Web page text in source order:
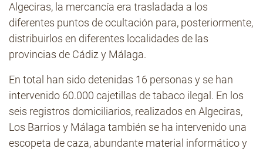
Algeciras, la mercancía era trasladada a los
diferentes puntos de ocultación para, posteriormente,
distribuirlos en diferentes localidades de las
provincias de Cádiz y Málaga.
En total han sido detenidas 16 personas y se han
intervenido 60.000 cajetillas de tabaco ilegal. En los
seis registros domiciliarios, realizados en Algeciras,
Los Barrios y Málaga también se ha intervenido una
escopeta de caza, abundante material informático y